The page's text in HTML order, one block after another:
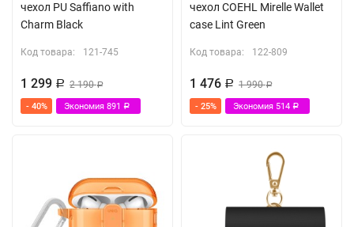
чехол PU Saffiano with
Charm Black
Код товара: 121-745
1 299 Р 2 190Р
- 40% Экономия 891 Р
чехол COEHL Mirelle Wallet
case Lint Green
Код товара: 122-809
1 476 Р 1 990Р
- 25% Экономия 514 Р